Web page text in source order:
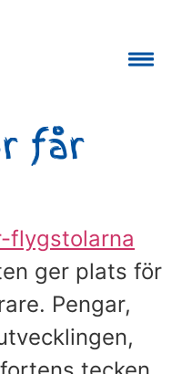
får
flygstolarna
ger plats för
Pengar,